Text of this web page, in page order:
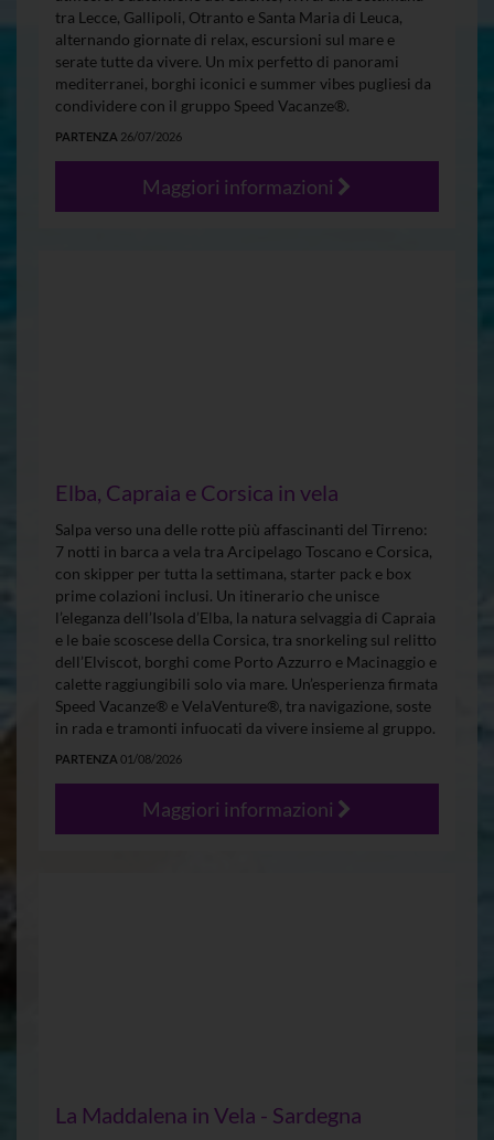
tra Lecce, Gallipoli, Otranto e Santa Maria di Leuca,
alternando giornate di relax, escursioni sul mare e
serate tutte da vivere. Un mix perfetto di panorami
mediterranei, borghi iconici e summer vibes pugliesi da
condividere con il gruppo Speed Vacanze®.
PARTENZA 26/07/2026
Maggiori informazioni
Elba, Capraia e Corsica in vela
Salpa verso una delle rotte più affascinanti del Tirreno:
7 notti in barca a vela tra Arcipelago Toscano e Corsica,
con skipper per tutta la settimana, starter pack e box
prime colazioni inclusi. Un itinerario che unisce
l’eleganza dell’Isola d’Elba, la natura selvaggia di Capraia
e le baie scoscese della Corsica, tra snorkeling sul relitto
dell’Elviscot, borghi come Porto Azzurro e Macinaggio e
calette raggiungibili solo via mare. Un’esperienza firmata
Speed Vacanze® e VelaVenture®, tra navigazione, soste
in rada e tramonti infuocati da vivere insieme al gruppo.
PARTENZA 01/08/2026
Maggiori informazioni
La Maddalena in Vela - Sardegna